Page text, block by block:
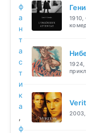
ф
а
н
т
а
с
т
и
к
а
,
ф
1910,
1924,